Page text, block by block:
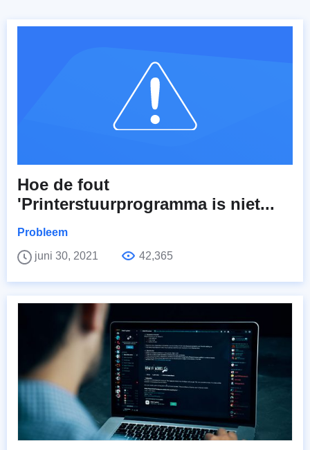
Hoe de fout
'Printerstuurprogramma is niet...
Probleem
juni 30, 2021
42,365